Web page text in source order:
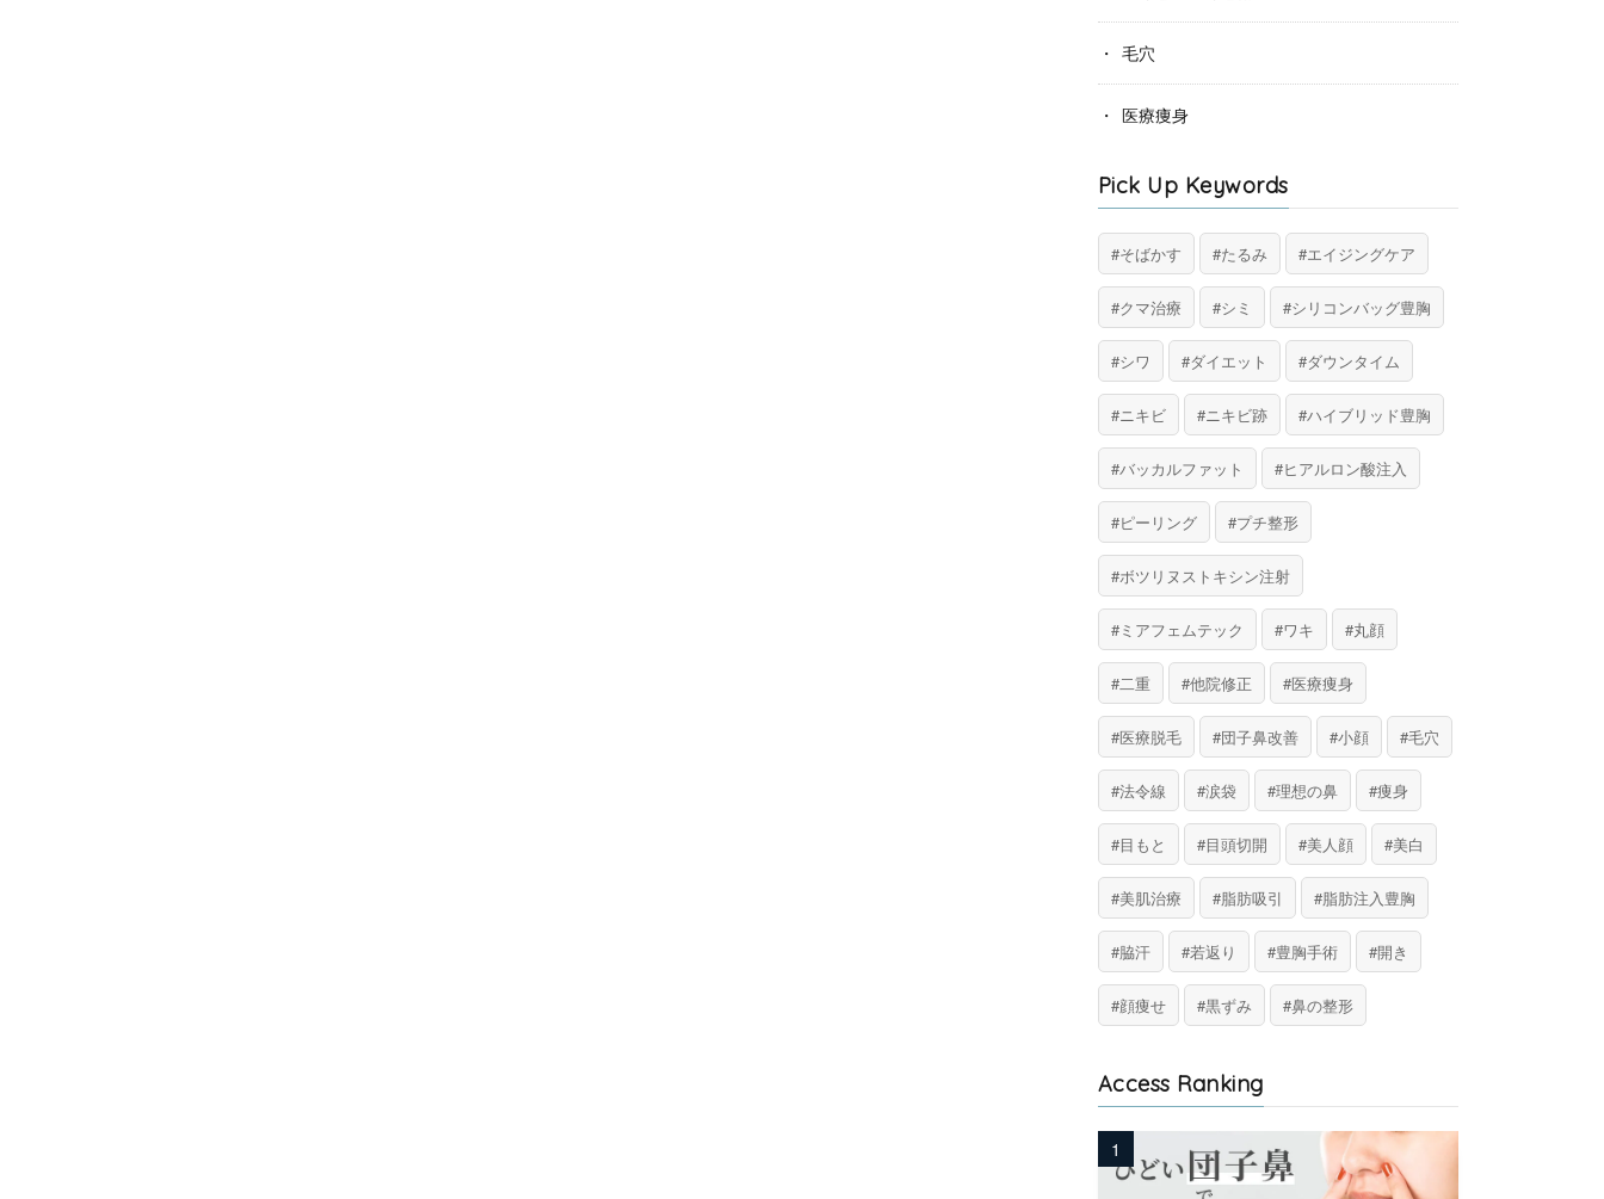
毛穴
医療痩身
Pick Up Keywords
そばかす たるみ エイジングケア
クマ治療 シミ シリコンバッグ豊胸
シワ ダイエット ダウンタイム
ニキビ ニキビ跡 ハイブリッド豊胸
バッカルファット ヒアルロン酸注入
ピーリング プチ整形
ボツリヌストキシン注射
ミアフェムテック ワキ 丸顔
二重 他院修正 医療痩身
医療脱毛 団子鼻改善 小顔 毛穴
法令線 涙袋 理想の鼻 痩身
目もと 目頭切開 美人顔 美白
美肌治療 脂肪吸引 脂肪注入豊胸
脇汗 若返り 豊胸手術 開き
顔痩せ 黒ずみ 鼻の整形
Access Ranking